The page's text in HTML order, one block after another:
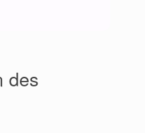
des